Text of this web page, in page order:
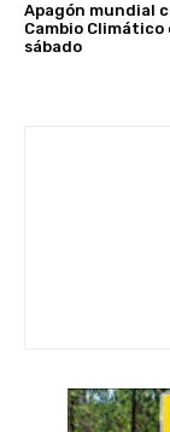
Apagón mundial
Cambio Climático
sábado